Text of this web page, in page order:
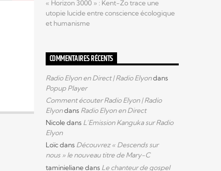
« Horizon 3000 » : Kent-Zo trace une
utopie lucide entre conscience écologique
et humanisme
COMMENTAIRES RÉCENTS
Radio Elyon en Direct | Radio Elyondans
Popup Player
Comment écouter Radio Elyon | Radio
Elyondans Radio Elyon en Direct
Nicoledans L’Emission Kanguka sur Radio
Elyon
Loïcdans Découvrez « Descends sur
nous » le nouveau titre de Mary-C
taminielianedans Le chanteur de gospel